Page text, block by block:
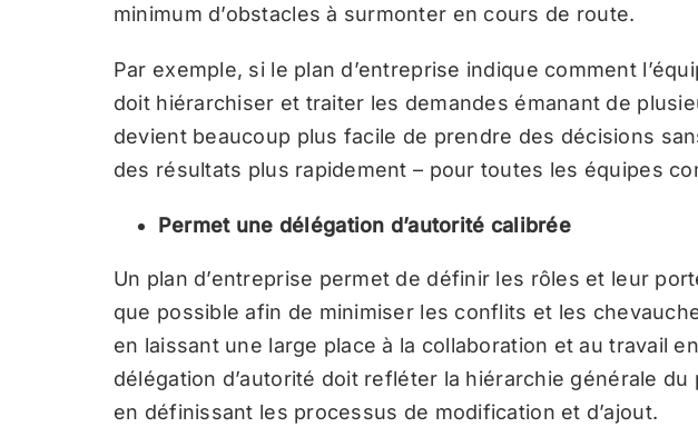
minimum d’obstacles à surmonter en cours de route.
Par exemple, si le plan d’entreprise indique comment
doit hiérarchiser et traiter les demandes émanant de
devient beaucoup plus facile de prendre des décisions
des résultats plus rapidement – pour toutes les équipes
Permet une délégation d’autorité calibrée
Un plan d’entreprise permet de définir les rôles et leur
que possible afin de minimiser les conflits et les
en laissant une large place à la collaboration et au travail
délégation d’autorité doit refléter la hiérarchie générale du
en définissant les processus de modification et d’ajout.